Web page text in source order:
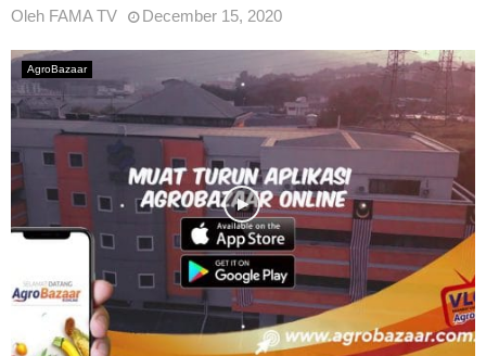
Oleh FAMA TV December 15, 2020
AgroBazaar